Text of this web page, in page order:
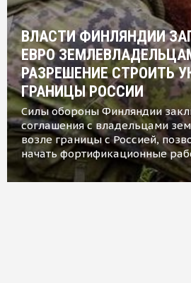
ВЛАСТИ ФИНЛЯНДИИ
ЕВРО
РАЗРЕШЕНИЕ СТРОИТЬ
ГРАНИЦЫ РОССИИ
Силы обороны Финляндии
соглашения с владельцами
возле границы с Россией,
начать фортификационные